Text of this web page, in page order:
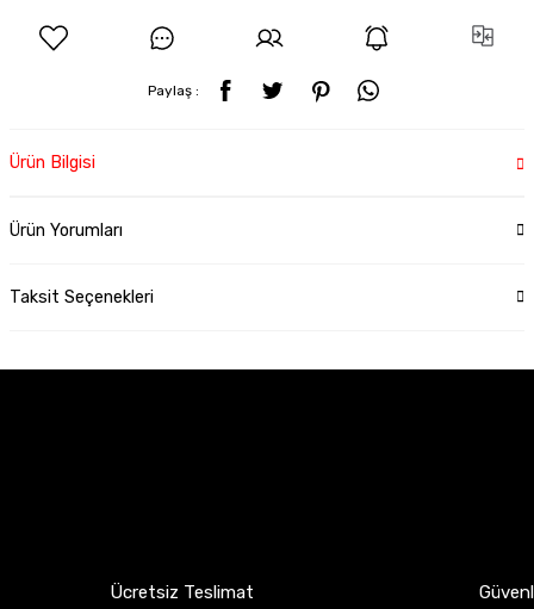
Paylaş :
Ürün Bilgisi
Ürün Yorumları
Taksit Seçenekleri
Ücretsiz Teslimat